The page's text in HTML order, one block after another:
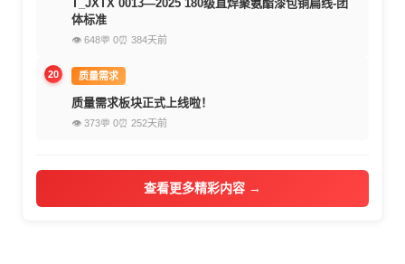
T_JXTX 0013—2025 180级直焊聚氨酯漆包铜扁线-团
体标准
👁 648💬 0⏰ 384天前
20 质量需求
质量需求板块正式上线啦！
👁 373💬 0⏰ 252天前
查看更多精彩内容 →